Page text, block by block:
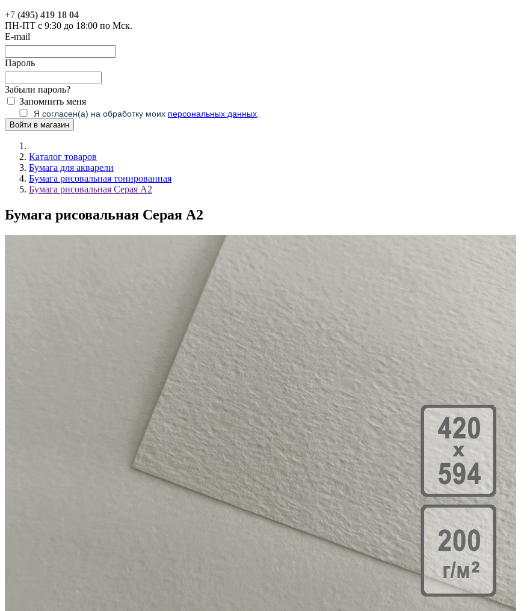
+7 (495) 419 18 04
ПН-ПТ с 9:30 до 18:00 по Мск.
E-mail
Пароль
Забыли пароль?
Запомнить меня
Я согласен(а) на обработку моих персональных данных
Каталог товаров
Бумага для акварели
Бумага рисовальная тонированная
Бумага рисовальная Серая А2
Бумага рисовальная Серая А2